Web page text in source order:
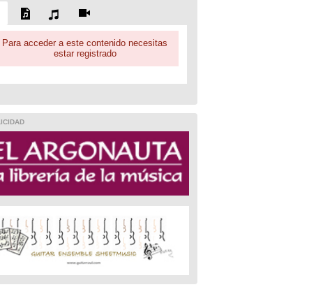
Para acceder a este contenido necesitas
estar registrado